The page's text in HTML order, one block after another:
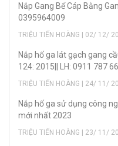
Nắp Gang Bể Cáp Bằng
0395964009
TRIỆU TIẾN HOÀNG | 02/ 12/
Nắp hố ga lát gạch gang
124: 2015|| LH: 0911 787
TRIỆU TIẾN HOÀNG | 24/ 11/
Nắp hố ga sử dụng công
mới nhất 2023
TRIỆU TIẾN HOÀNG | 23/ 11/